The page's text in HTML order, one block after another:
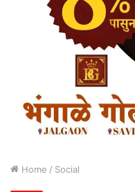
Home / Social